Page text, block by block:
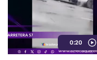
0:20